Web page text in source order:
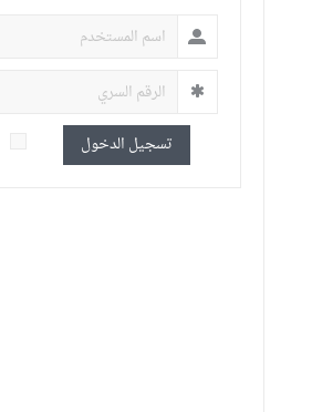
تسجيل الدخول